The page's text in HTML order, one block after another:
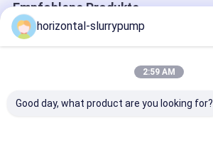
Empfohlene Produkte
horizontal-slurrypump
2:59 AM
Good day, what product are you looking for?